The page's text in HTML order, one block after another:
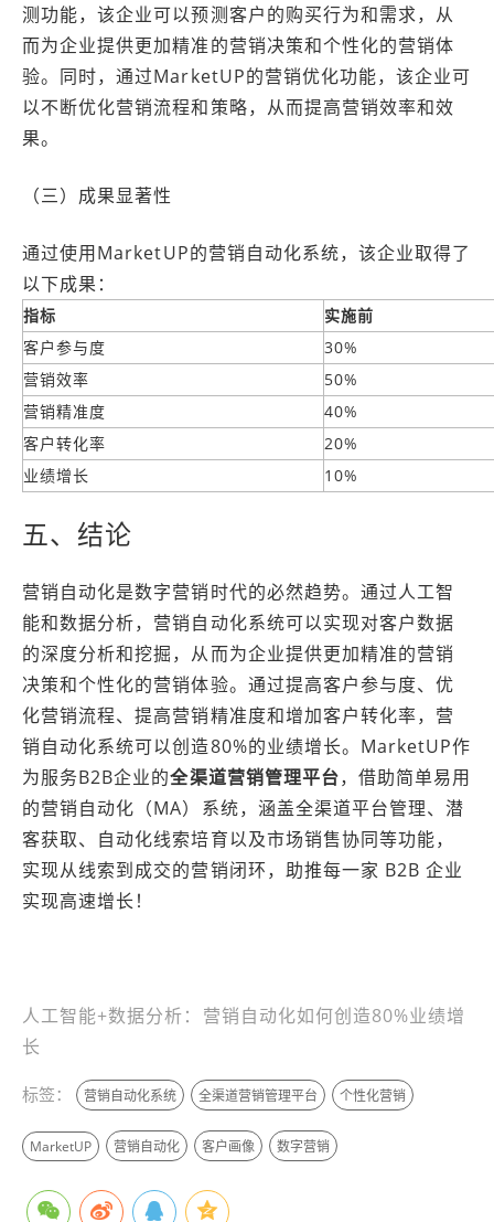
测功能，该企业可以预测客户的购买行为和需求，从
而为企业提供更加精准的营销决策和个性化的营销体
验。同时，通过MarketUP的营销优化功能，该企业可
以不断优化营销流程和策略，从而提高营销效率和效
果。
（三）成果显著性
通过使用MarketUP的营销自动化系统，该企业取得了
以下成果：
指标
实施前
客户参与度
30%
营销效率
50%
营销精准度
40%
客户转化率
20%
业绩增长
10%
五、结论
营销自动化是数字营销时代的必然趋势。通过人工智
能和数据分析，营销自动化系统可以实现对客户数据
的深度分析和挖掘，从而为企业提供更加精准的营销
决策和个性化的营销体验。通过提高客户参与度、优
化营销流程、提高营销精准度和增加客户转化率，营
销自动化系统可以创造80%的业绩增长。MarketUP作
为服务B2B企业的全渠道营销管理平台，借助简单易用
的营销自动化（MA）系统，涵盖全渠道平台管理、潜
客获取、自动化线索培育以及市场销售协同等功能，
实现从线索到成交的营销闭环，助推每一家 B2B 企业
实现高速增长！
人工智能+数据分析：营销自动化如何创造80%业绩增
长
标签： 营销自动化系统 全渠道营销管理平台 个性化营销
MarketUP 营销自动化 客户画像 数字营销